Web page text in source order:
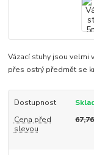
Vázací stuhy jsou velmi
přes ostrý předmět se
Dostupnost
Cena před
slevou